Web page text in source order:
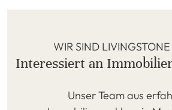
WIR SIND LIVINGSTONE
Interessiert an
Unser Team aus